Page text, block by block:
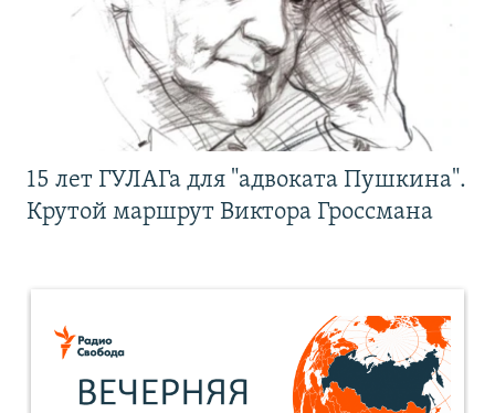
15 лет ГУЛАГа для "адвоката Пушкина".
Крутой маршрут Виктора Гроссмана